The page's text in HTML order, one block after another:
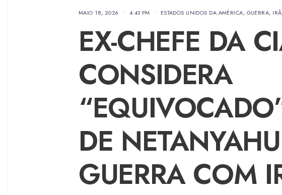
MAIO 18, 2026 • 4:43 PM • ESTADOS UNIDOS DA AMÉRICA, GUERRA, IRÃ
EX-CHEFE DA
CONSIDERA
DE
GUERRA COM